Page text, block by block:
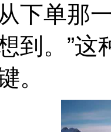
下单那
到。”
。